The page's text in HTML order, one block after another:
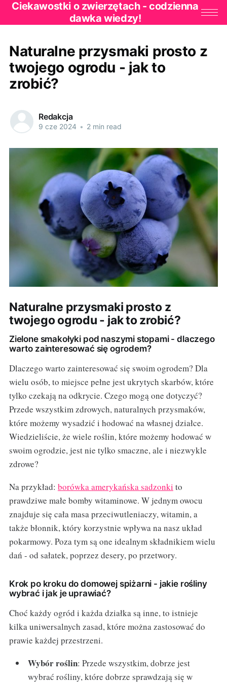
Ciekawostki o zwierzętach - codzienna
dawka wiedzy!
Naturalne przysmaki prosto z
twojego ogrodu - jak to
zrobić?
Redakcja
9 cze 2024 • 2 min read
Naturalne przysmaki prosto z
twojego ogrodu - jak to zrobić?
Zielone smakołyki pod naszymi stopami - dlaczego
warto zainteresować się ogrodem?
Dlaczego warto zainteresować się swoim ogrodem? Dla
wielu osób, to miejsce pełne jest ukrytych skarbów, które
tylko czekają na odkrycie. Czego mogą one dotyczyć?
Przede wszystkim zdrowych, naturalnych przysmaków,
które możemy wysadzić i hodować na własnej działce.
Wiedzieliście, że wiele roślin, które możemy hodować w
swoim ogrodzie, jest nie tylko smaczne, ale i niezwykle
zdrowe?
Na przykład: borówka amerykańska sadzonki to
prawdziwe małe bomby witaminowe. W jednym owocu
znajduje się cała masa przeciwutleniaczy, witamin, a
także błonnik, który korzystnie wpływa na nasz układ
pokarmowy. Poza tym są one idealnym składnikiem wielu
dań - od sałatek, poprzez desery, po przetwory.
Krok po kroku do domowej spiżarni - jakie rośliny
wybrać i jak je uprawiać?
Choć każdy ogród i każda działka są inne, to istnieje
kilka uniwersalnych zasad, które można zastosować do
prawie każdej przestrzeni.
Wybór roślin: Przede wszystkim, dobrze jest
wybrać rośliny, które dobrze sprawdzają się w